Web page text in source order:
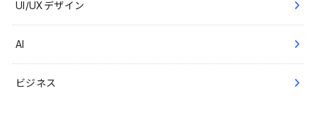
UI/UXデザイン
AI
ビジネス